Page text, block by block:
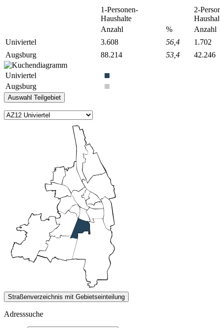
1-Personen-
Haushalte
2-
Anzahl
%
Anzahl
Univiertel
3.608 56,4
1.702
Augsburg
88.214 53,4 42.246
Univiertel
Augsburg
Adresssuche